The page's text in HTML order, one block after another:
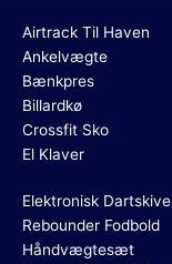
Airtrack Til Haven
Ankelvægte
Bænkpres
Billardkø
Crossfit Sko
El Klaver
Elektronisk Dartskive
Rebounder Fodbold
Håndvægtesæt